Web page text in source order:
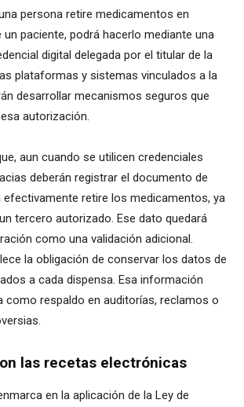
persona retire medicamentos en
paciente, podrá hacerlo mediante una
digital delegada por el titular de la
plataformas y sistemas vinculados a la
desarrollar mecanismos seguros que
autorización.
aun cuando se utilicen credenciales
deberán registrar el documento de
efectivamente retire los medicamentos, ya
tercero autorizado. Ese dato quedará
como una validación adicional.
la obligación de conservar los datos de
a cada dispensa. Esa información
como respaldo en auditorías, reclamos o
las recetas electrónicas
en la aplicación de la Ley de